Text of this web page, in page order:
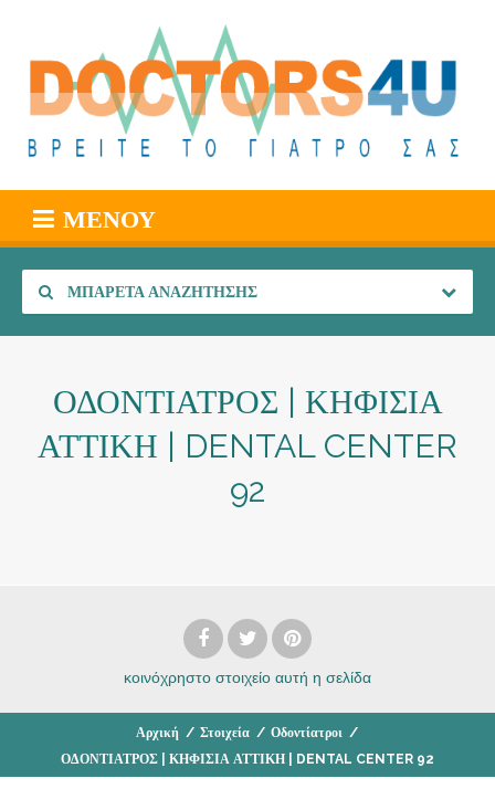
ΜΕΝΟΎ
ΜΠΑΡΈΤΑ ΑΝΑΖΉΤΗΣΗΣ
ΟΔΟΝΤΙΑΤΡΟΣ | ΚΗΦΙΣΙΑ
ΑΤΤΙΚΗ | DENTAL CENTER
92
κοινόχρηστο στοιχείο αυτή η σελίδα
Αρχική / Στοιχεία / Οδοντίατροι /
ΟΔΟΝΤΙΑΤΡΟΣ | ΚΗΦΙΣΙΑ ΑΤΤΙΚΗ | DENTAL CENTER 92